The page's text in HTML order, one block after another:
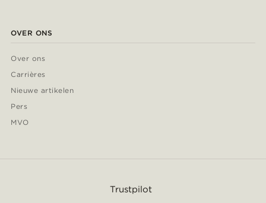
OVER ONS
Over ons
Carrières
Nieuwe artikelen
Pers
MVO
Trustpilot